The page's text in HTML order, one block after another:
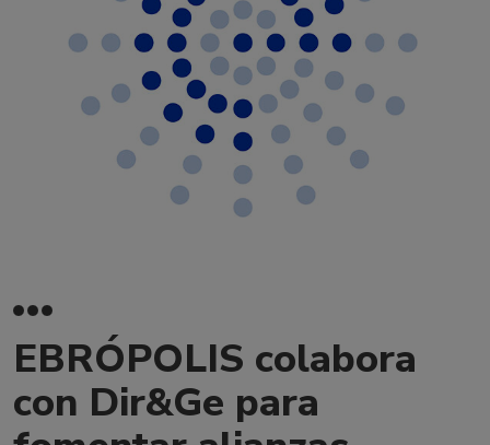
EBRÓPOLIS colabora
con Dir&Ge para